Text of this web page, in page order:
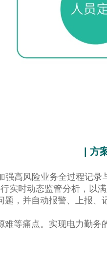
| 方
高风险业务全过程记
实时动态监管分析，
，并自动报警、上报、
等痛点。实现电力勤